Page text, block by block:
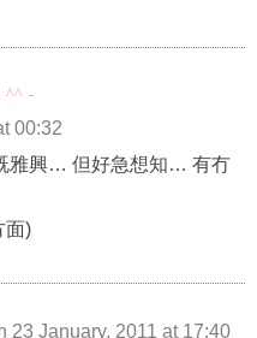
^^
00:32
雅興… 但好急想知… 有冇
面)
23 January, 2011 at 17:40